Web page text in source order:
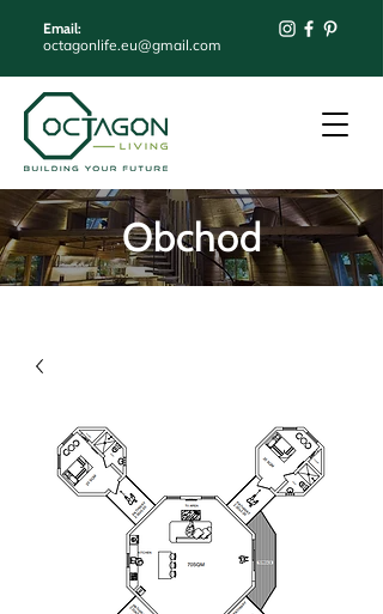
Email:
octagonlife.eu@gmail.com
Obchod